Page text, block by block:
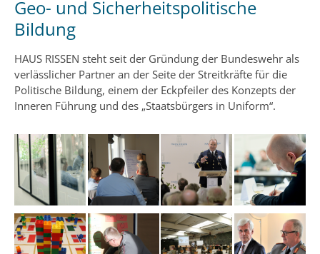
Geo- und Sicherheitspolitische
Bildung
HAUS RISSEN steht seit der Gründung der Bundeswehr als
verlässlicher Partner an der Seite der Streitkräfte für die
Politische Bildung, einem der Eckpfeiler des Konzepts der
Inneren Führung und des „Staatsbürgers in Uniform“.